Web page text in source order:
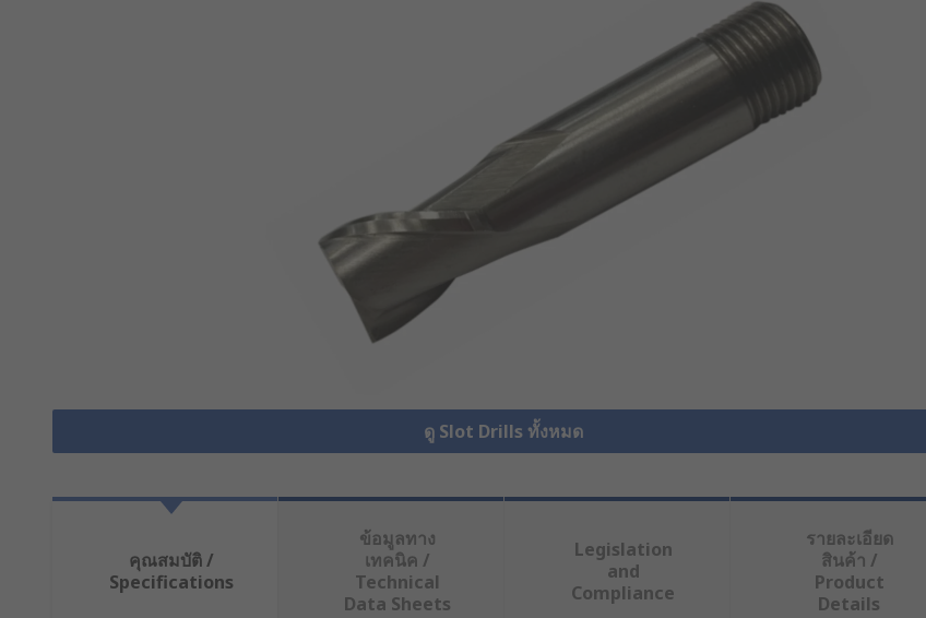
ดู Slot Drills ทั้งหมด
คุณสมบัติ /
Specifications
ข้อมูลทาง
เทคนิค /
Technical
Data Sheets
Legislation
and
Compliance
รายละเอียด
สินค้า /
Product
Details